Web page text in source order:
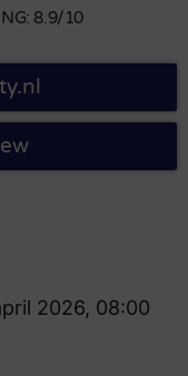
8.9/10
2026, 08:00